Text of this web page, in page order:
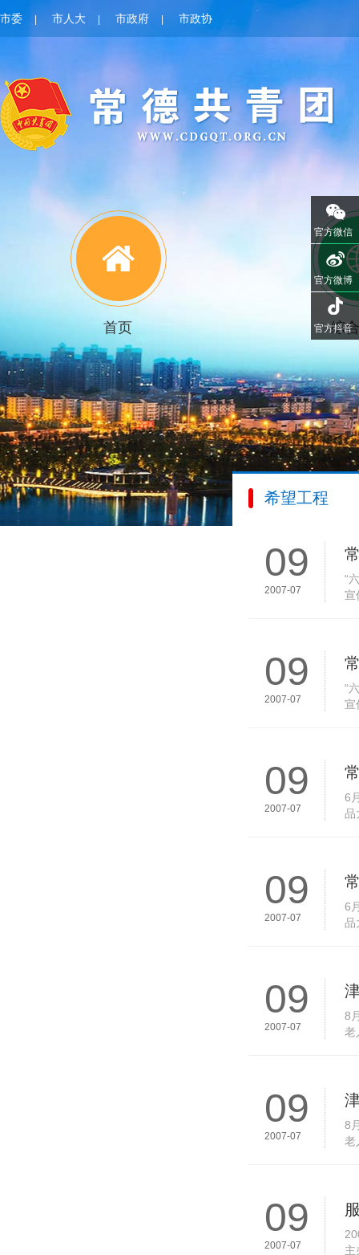
市委 市人大 市政府 市政协
首页 综
希望工程
09
2007-07
“
宣
09
2007-07
“
宣
09
2007-07
6
品
09
2007-07
6
品
09
2007-07
8
老
09
2007-07
8
老
09
2007-07
主
官方微信
官方微博
官方抖音